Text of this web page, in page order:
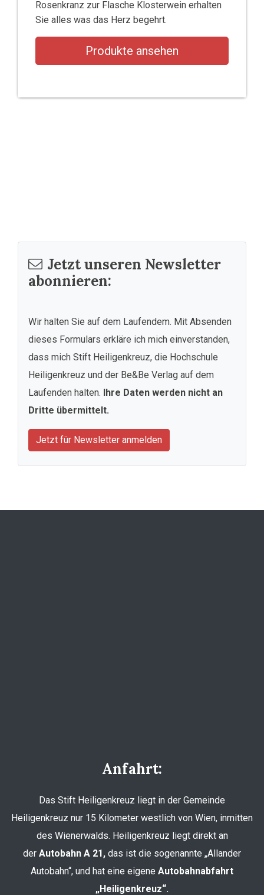
Rosenkranz zur Flasche Klosterwein erhalten
Sie alles was das Herz begehrt.
Produkte ansehen
Jetzt unseren Newsletter
abonnieren:
Wir halten Sie auf dem Laufendem. Mit Absenden
dieses Formulars erkläre ich mich einverstanden,
dass mich Stift Heiligenkreuz, die Hochschule
Heiligenkreuz und der Be&Be Verlag auf dem
Laufenden halten. Ihre Daten werden nicht an
Dritte übermittelt.
Jetzt für Newsletter anmelden
Anfahrt:
Das Stift Heiligenkreuz liegt in der Gemeinde
Heiligenkreuz nur 15 Kilometer westlich von Wien, inmitten
des Wienerwalds. Heiligenkreuz liegt direkt an
der Autobahn A 21, das ist die sogenannte „Allander
Autobahn“, und hat eine eigene Autobahnabfahrt
„Heiligenkreuz“.